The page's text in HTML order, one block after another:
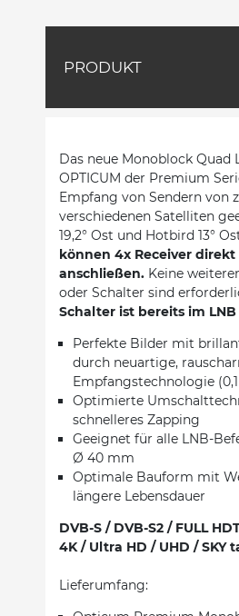
PRODUKT
Das neue Monoblock Quad
OPTICUM der Premium
Empfang von Sendern von
verschiedenen Satelliten
19,2° Ost und Hotbird 13°
können 4x Receiver direkt
anschließen. Keine
oder Schalter sind
Schalter ist bereits im
Perfekte Bilder mit
durch neuartige,
Empfangstechnologie
Optimierte
schnelleres Zapping
Geeignet für alle LNB-
Ø 40 mm
Optimale Bauform mit
längere Lebensdauer
DVB-S / DVB-S2 / FULL
4K / Ultra HD / UHD / SKY
Lieferumfang: